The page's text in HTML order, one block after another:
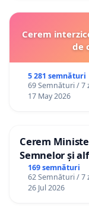
Cerem
de
5 281 semnături
69 Semnături / 7
17 May 2026
Cerem
Semnelor și
Republica
169 semnături
62 Semnături / 7
26 Jul 2026